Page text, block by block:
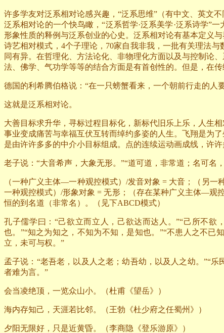
许多学友对泛系相对论感兴趣，“泛系思维”（有中文、英文
泛系相对论的一个快鸟瞰，“泛系哲学·泛系美学·泛系诗学”
形象性质的释例与泛系创业的心史。泛系相对论有基本定义
诗艺相对模式，4个子理论，70家自我非我，一批有关理法
同有异。在哲理化、方法论化、非物理化方面以及与控制论
法、佛学、气功学等等的结合方面是有首创性的。但是，在
德国的利希腾伯格说：“在一只螃蟹看来，一个朝前行走的人
这就是泛系相对论。
大善目标求升华，寻标过程目标化，新标代旧乐上乐，人生
事业变成痛苦与幸福互伏互转而绰约多姿的人生。飞翔是为
是由许许多多的中介小目标组成。点的连续运动画成线，许
老子说：“大音希声，大象无形。”“道可道，非常道；名可名
（一种广义主体—一种观控模式） /发音对象 = 大音；（另一
一种观控模式）/形象对象 =无形；（存在某种广义主体—观控
恒的到名道（非常名）。（见下ABCD模式）
孔子儒学曰：“己欲立而立人，己欲达而达人。”“己所不欲
也。”“知之为知之，不知为不知，是知也。”“不患人之不
立，未可与权。”
孟子说：“老吾老，以及人之老；幼吾幼，以及人之幼。”“
者难为言。”
会当凌绝顶，一览众山小。（杜甫《望岳》）
海内存知己，天涯若比邻。（王勃《杜少府之任蜀州》）
夕阳无限好，只是近黄昏。（李商隐《登乐游原》）